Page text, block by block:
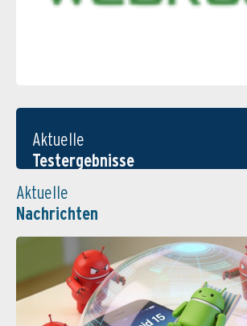
Aktuelle
Testergebnisse
Aktuelle
Nachrichten